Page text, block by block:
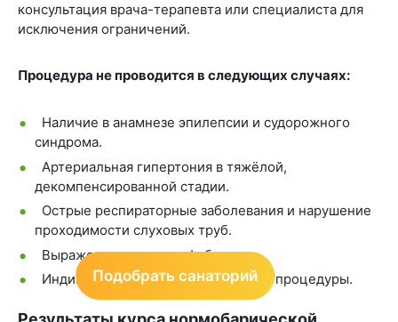
консультация врача-терапевта или специалиста для
исключения ограничений.
Процедура не проводится в следующих случаях:
Наличие в анамнезе эпилепсии и судорожного
синдрома.
Артериальная гипертония в тяжёлой,
декомпенсированной стадии.
Острые респираторные заболевания и нарушение
проходимости слуховых труб.
Выраженная клаустрофобия.
Индивидуальная непереносимость процедуры.
Подобрать санаторий